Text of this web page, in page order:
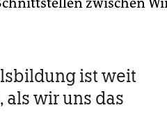
ist weit
wir uns das